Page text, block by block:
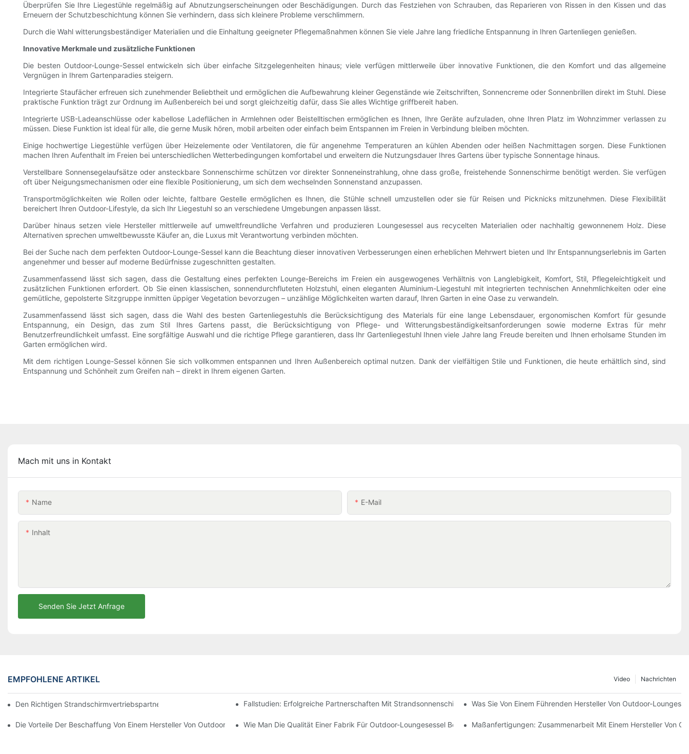
Überprüfen Sie Ihre Liegestühle regelmäßig auf Abnutzungserscheinungen oder Beschädigungen. Durch das Festziehen von Schrauben, das Reparieren von Rissen in den Kissen und das
Erneuern der Schutzbeschichtung können Sie verhindern, dass sich kleinere Probleme verschlimmern.
Durch die Wahl witterungsbeständiger Materialien und die Einhaltung geeigneter Pflegemaßnahmen können Sie viele Jahre lang friedliche Entspannung in Ihren Gartenliegen genießen.
Innovative Merkmale und zusätzliche Funktionen
Die besten Outdoor-Lounge-Sessel entwickeln sich über einfache Sitzgelegenheiten hinaus; viele verfügen mittlerweile über innovative Funktionen, die den Komfort und das allgemeine
Vergnügen in Ihrem Gartenparadies steigern.
Integrierte Staufächer erfreuen sich zunehmender Beliebtheit und ermöglichen die Aufbewahrung kleiner Gegenstände wie Zeitschriften, Sonnencreme oder Sonnenbrillen direkt im Stuhl. Diese
praktische Funktion trägt zur Ordnung im Außenbereich bei und sorgt gleichzeitig dafür, dass Sie alles Wichtige griffbereit haben.
Integrierte USB-Ladeanschlüsse oder kabellose Ladeflächen in Armlehnen oder Beistelltischen ermöglichen es Ihnen, Ihre Geräte aufzuladen, ohne Ihren Platz im Wohnzimmer verlassen zu
müssen. Diese Funktion ist ideal für alle, die gerne Musik hören, mobil arbeiten oder einfach beim Entspannen im Freien in Verbindung bleiben möchten.
Einige hochwertige Liegestühle verfügen über Heizelemente oder Ventilatoren, die für angenehme Temperaturen an kühlen Abenden oder heißen Nachmittagen sorgen. Diese Funktionen
machen Ihren Aufenthalt im Freien bei unterschiedlichen Wetterbedingungen komfortabel und erweitern die Nutzungsdauer Ihres Gartens über typische Sonnentage hinaus.
Verstellbare Sonnensegelaufsätze oder ansteckbare Sonnenschirme schützen vor direkter Sonneneinstrahlung, ohne dass große, freistehende Sonnenschirme benötigt werden. Sie verfügen
oft über Neigungsmechanismen oder eine flexible Positionierung, um sich dem wechselnden Sonnenstand anzupassen.
Transportmöglichkeiten wie Rollen oder leichte, faltbare Gestelle ermöglichen es Ihnen, die Stühle schnell umzustellen oder sie für Reisen und Picknicks mitzunehmen. Diese Flexibilität
bereichert Ihren Outdoor-Lifestyle, da sich Ihr Liegestuhl so an verschiedene Umgebungen anpassen lässt.
Darüber hinaus setzen viele Hersteller mittlerweile auf umweltfreundliche Verfahren und produzieren Loungesessel aus recycelten Materialien oder nachhaltig gewonnenem Holz. Diese
Alternativen sprechen umweltbewusste Käufer an, die Luxus mit Verantwortung verbinden möchten.
Bei der Suche nach dem perfekten Outdoor-Lounge-Sessel kann die Beachtung dieser innovativen Verbesserungen einen erheblichen Mehrwert bieten und Ihr Entspannungserlebnis im Garten
angenehmer und besser auf moderne Bedürfnisse zugeschnitten gestalten.
Zusammenfassend lässt sich sagen, dass die Gestaltung eines perfekten Lounge-Bereichs im Freien ein ausgewogenes Verhältnis von Langlebigkeit, Komfort, Stil, Pflegeleichtigkeit und
zusätzlichen Funktionen erfordert. Ob Sie einen klassischen, sonnendurchfluteten Holzstuhl, einen eleganten Aluminium-Liegestuhl mit integrierten technischen Annehmlichkeiten oder eine
gemütliche, gepolsterte Sitzgruppe inmitten üppiger Vegetation bevorzugen – unzählige Möglichkeiten warten darauf, Ihren Garten in eine Oase zu verwandeln.
Zusammenfassend lässt sich sagen, dass die Wahl des besten Gartenliegestuhls die Berücksichtigung des Materials für eine lange Lebensdauer, ergonomischen Komfort für gesunde
Entspannung, ein Design, das zum Stil Ihres Gartens passt, die Berücksichtigung von Pflege- und Witterungsbeständigkeitsanforderungen sowie moderne Extras für mehr
Benutzerfreundlichkeit umfasst. Eine sorgfältige Auswahl und die richtige Pflege garantieren, dass Ihr Gartenliegestuhl Ihnen viele Jahre lang Freude bereiten und Ihnen erholsame Stunden im
Garten ermöglichen wird.
Mit dem richtigen Lounge-Sessel können Sie sich vollkommen entspannen und Ihren Außenbereich optimal nutzen. Dank der vielfältigen Stile und Funktionen, die heute erhältlich sind, sind
Entspannung und Schönheit zum Greifen nah – direkt in Ihrem eigenen Garten.
Mach mit uns in Kontakt
Name E-Mail
Inhalt
Senden Sie Jetzt Anfrage
EMPFOHLENE ARTIKEL Nachrichten
Video
Den Richtigen Strandschirmvertriebspartner Für Ihre Geschäftlichen Bedürfnisse FindenFallstudien: Erfolgreiche Partnerschaften Mit StrandsonnenschirmvertreibernWas Sie Von Einem Führenden Hersteller Von Outdoor-
Die Vorteile Der Beschaffung Von Einem Hersteller Von Outdoor-Lounge-StühlenWie Man Die Qualität Einer Fabrik Für Outdoor-Loungesessel BeurteiltMaßanfertigungen: Zusammenarbeit Mit Einem Hersteller Von